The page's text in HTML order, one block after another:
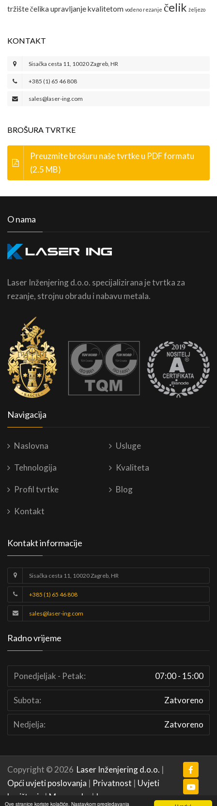
Ove stranice koriste kolačiće. Nastavkom pregledavanja
tržište čelika upravljanje kvalitetom vodeno rezanje čelik željezo
KONTAKT
Sisačka cesta 11, 10020 Zagreb, HR
+385 (1) 65 46 808
sales@laser-ing.com
BROŠURA TVRTKE
Preuzmite brošuru naše tvrtke u PDF formatu
(2.5 MB)
O nama
Laser Inženjering d.o.o. specijalizirana je tvrtka za
rezanje, strojnu obradu i nabavu metala.
Navigacija
Naslovna Usluge
Tehnologija Kvaliteta
Profil tvrtke Blog
Kontakt
Kontakt informacije
Sisačka cesta 11, 10020 Zagreb, HR
+385 (1) 65 46 808
sales@laser-ing.com
Radno vrijeme
Ponedjeljak - Petak: 07:00 - 15:00
Subota: Zatvoreno
Nedjelja: Zatvoreno
Copyright © 2026 Laser Inženjering d.o.o. |
Opći uvjeti poslovanja | Privatnost | Uvjeti
korištenja
| Mapa weba | Impressum